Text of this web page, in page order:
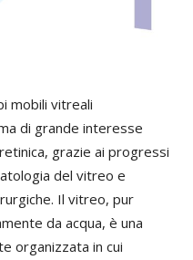
mobili vitreali
di grande interesse
grazie ai progressi
del vitreo e
Il vitreo, pur
da acqua, è una
organizzata in cui